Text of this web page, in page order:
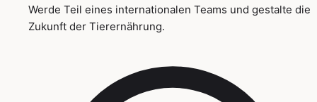
Werde Teil eines internationalen Teams und gestalte die
Zukunft der Tierernährung.